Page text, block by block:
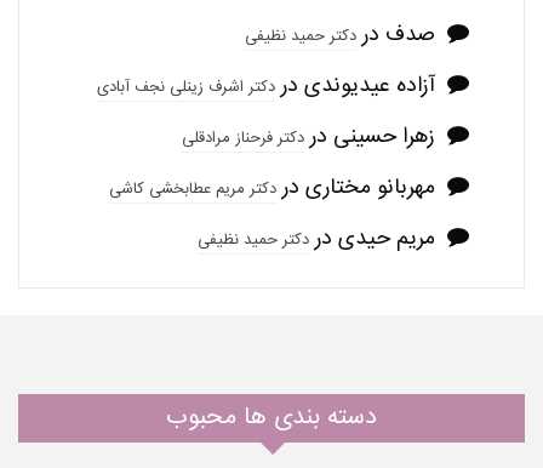
صدف دردکتر حمید نظیفی
آزاده عیدیوندی دردکتر اشرف زینلی نجف آبادی
زهرا حسینی دردکتر فرحناز مرادقلی
مهربانو مختاری دردکتر مریم عطابخشی کاشی
مریم حیدی دردکتر حمید نظیفی
دسته بندی ها محبوب